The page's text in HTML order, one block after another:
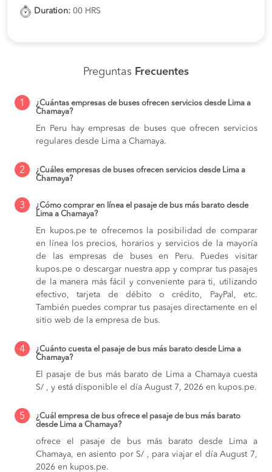
Duration: 00 HRS
Preguntas Frecuentes
1
¿Cuántas empresas de buses ofrecen servicios desde Lima a
Chamaya?
En Peru hay empresas de buses que ofrecen servicios
regulares desde Lima a Chamaya.
2
¿Cuáles empresas de buses ofrecen servicios desde Lima a
Chamaya?
3
¿Cómo comprar en línea el pasaje de bus más barato desde
Lima a Chamaya?
En kupos.pe te ofrecemos la posibilidad de comparar
en línea los precios, horarios y servicios de la mayoría
de las empresas de buses en Peru. Puedes visitar
kupos.pe o descargar nuestra app y comprar tus pasajes
de la manera más fácil y conveniente para ti, utilizando
efectivo, tarjeta de débito o crédito, PayPal, etc.
También puedes comprar tus pasajes directamente en el
sitio web de la empresa de bus.
4
¿Cuánto cuesta el pasaje de bus más barato desde Lima a
Chamaya?
El pasaje de bus más barato de Lima a Chamaya cuesta
S/ , y está disponible el día August 7, 2026 en kupos.pe.
5
¿Cuál empresa de bus ofrece el pasaje de bus más barato
desde Lima a Chamaya?
ofrece el pasaje de bus más barato desde Lima a
Chamaya, en asiento por S/ , para viajar el día August 7,
2026 en kupos.pe.